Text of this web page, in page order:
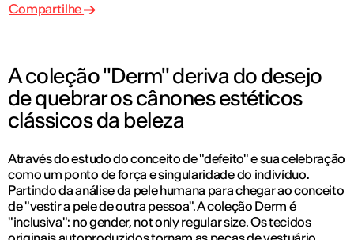
Compartilhe
A coleção "Derm" deriva do desejo
de quebrar os cânones estéticos
clássicos da beleza
Através do estudo do conceito de "defeito" e sua celebração
como um ponto de força e singularidade do indivíduo.
Partindo da análise da pele humana para chegar ao conceito
de "vestir a pele de outra pessoa". A coleção Derm é
"inclusiva": no gender, not only regular size. Os tecidos